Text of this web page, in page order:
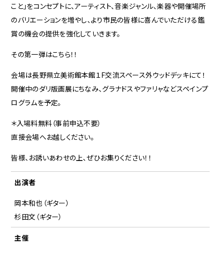
こと」をコンセプトに、アーティスト、音楽ジャンル、楽器や開催場所
のバリエーションを増やし、より市民の皆様に喜んでいただける鑑
賞の機会の提供を強化していきます。
その第一弾はこちら！！
会場は長野県立美術館本館１F交流スペース外ウッドデッキにて！
開催中のダリ版画展にちなみ、グラナドスやファリャなどスペインプ
ログラムを予定。
＊入場料無料（事前申込不要）
直接会場へお越しください。
皆様、お誘いあわせの上、ぜひお集りください！！
出演者
岡本和也（ギター）
杉田文（ギター）
主催